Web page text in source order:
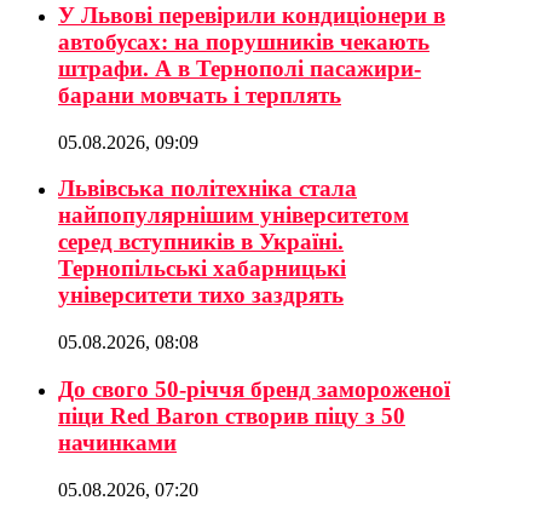
У Львові перевірили кондиціонери в
автобусах: на порушників чекають
штрафи. А в Тернополі пасажири-
барани мовчать і терплять
05.08.2026, 09:09
Львівська політехніка стала
найпопулярнішим університетом
серед вступників в Україні.
Тернопільські хабарницькі
університети тихо заздрять
05.08.2026, 08:08
До свого 50-річчя бренд замороженої
піци Red Baron створив піцу з 50
начинками
05.08.2026, 07:20